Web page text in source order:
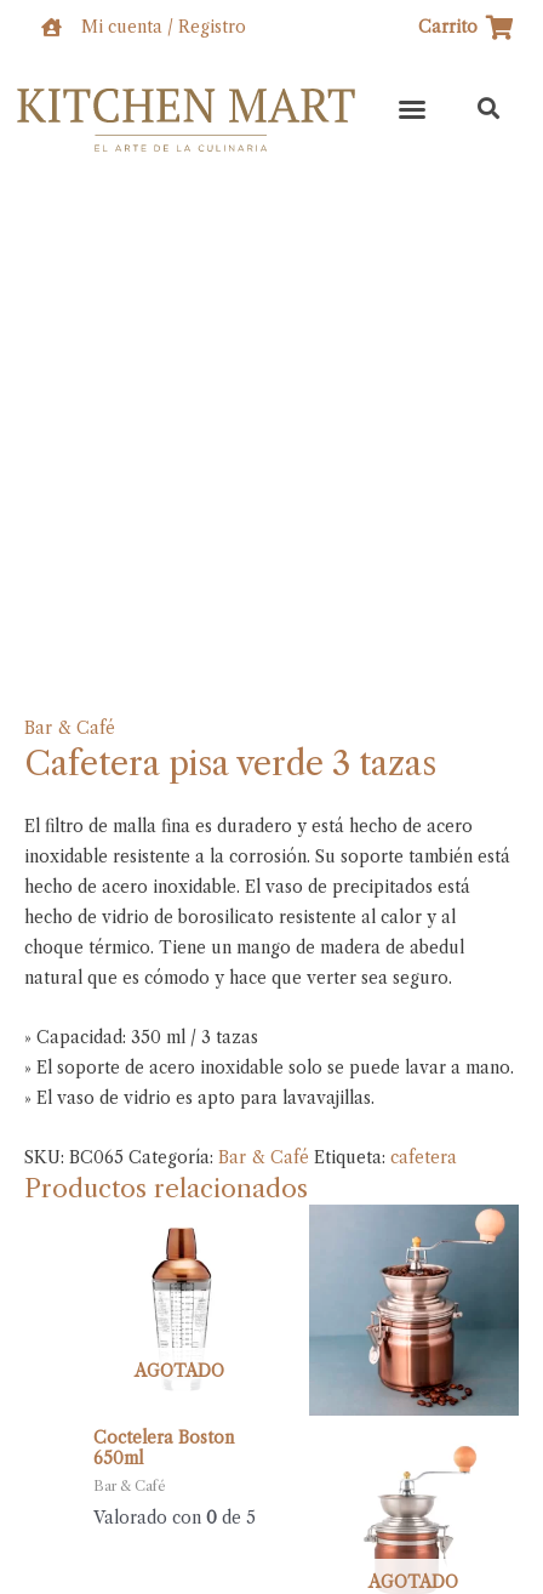
Mi cuenta / Registro Carrito
Bar & Café
Cafetera pisa verde 3 tazas
El filtro de malla fina es duradero y está hecho de acero
inoxidable resistente a la corrosión. Su soporte también está
hecho de acero inoxidable. El vaso de precipitados está
hecho de vidrio de borosilicato resistente al calor y al
choque térmico. Tiene un mango de madera de abedul
natural que es cómodo y hace que verter sea seguro.
» Capacidad: 350 ml / 3 tazas
» El soporte de acero inoxidable solo se puede lavar a mano.
» El vaso de vidrio es apto para lavavajillas.
SKU: BC065 Categoría: Bar & Café Etiqueta: cafetera
Productos relacionados
AGOTADO
Coctelera Boston
650ml
Bar & Café
Valorado con0 de 5
AGOTADO